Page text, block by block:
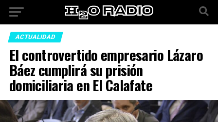
ACTUALIDAD
El controvertido empresario Lázaro
Báez cumplirá su prisión
domiciliaria en El Calafate